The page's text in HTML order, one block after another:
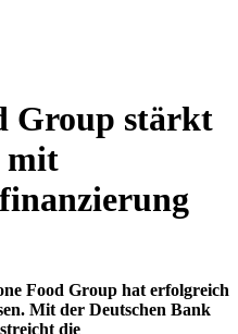
Group stärkt
mit
Food Group hat erfolgreich
Mit der Deutschen Bank
die